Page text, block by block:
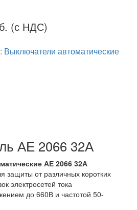
(с НДС)
Выключатели автоматические
АЕ 2066 32А
АЕ 2066 32А
защиты от различных коротких
электросетей тока
до 660В и частотой 50-